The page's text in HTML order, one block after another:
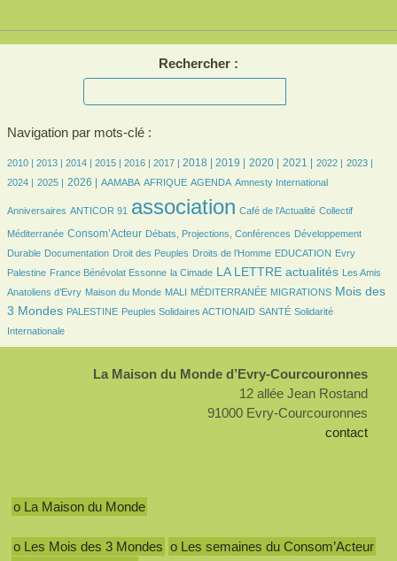
Rechercher :
Navigation par mots-clé :
6/2121
2010 |
6/21212013 |
162/2121 2014 |
306/2121 2015 |
367/2121 2016 |
426/2121 2017 |
577/2121 2018 |
620/2121 2019 |
528/2121 2020 |
541/2121 2021 |
417/2121 2022 |
410/2121 2023 |
418/2121
2024 |
427/2121
2025 |
524/2121 2026 |
81/2121 AAMABA
172/2121 AFRIQUE
416/2121 AGENDA
6/2121 Amnesty International
25/2121
Anniversaires ANTICOR 91 association Café de l’Actualité Collectif
Méditerranée
573/2121 Consom’Acteur
120/2121 Débats, Projections, Conférences
134/2121
Développement
Durable
48/2121Documentation
30/2121 Droit des Peuples
155/2121 Droits de l’Homme
35/2121 EDUCATION
6/2121
Evry
Palestine
108/2121France Bénévolat Essonne
28/2121 la Cimade
824/2121 LA LETTRE actualités
27/2121
Les Amis
Anatoliens d’Evry
84/2121 Maison du Monde
18/2121 MALI
6/2121 MÉDITERRANÉE
123/2121 MIGRATIONS
865/2121
Mois des
3 Mondes
84/2121 PALESTINE
84/2121 Peuples Solidaires ACTIONAID
104/2121 SANTÉ
216/2121
Solidarité
Internationale
La Maison du Monde d’Evry-Courcouronnes
12 allée Jean Rostand
91000 Evry-Courcouronnes
contact
o La Maison du Monde
o Les Mois des 3 Mondes o Les semaines du Consom’Acteur